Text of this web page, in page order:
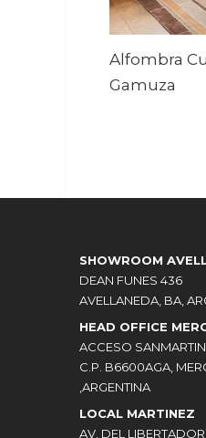
Alfombra
Gamuza
SHOWROOM
DEAN FUNES 436
AVELLANEDA, BA,
HEAD OFFICE
ACCESO SANMARTIN
C.P. B6600AGA,
,ARGENTINA
LOCAL MARTINEZ
AV. DEL LIBERTADOR